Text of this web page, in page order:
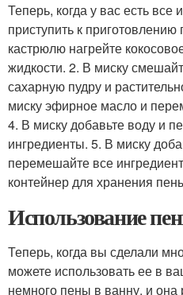
Теперь, когда у вас есть
приступить к
кастрюлю нагрейте
жидкости. 2. В миску
сахарную пудру и
миску эфирное масло и
4. В миску добавьте воду и
ингредиенты. 5. В миску
перемешайте все
контейнер для хранения
Использование
Теперь, когда вы сделали
можете использовать ее в
немного пены в ванну, и она